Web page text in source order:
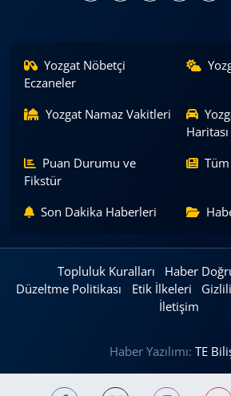
Yozgat Nöbetçi
Eczaneler
Yozgat Namaz Vakitleri
Haritası
Puan Durumu ve
Fikstür
Son Dakika Haberleri
Topluluk Kuralları
Haber
Düzeltme Politikası
Etik İlkeleri
İletişim
Haber Yazılımı: TE